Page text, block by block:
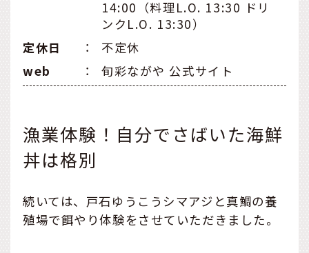
14:00（料理L.O. 13:30 ドリ
ンクL.O. 13:30）
定休日
：
不定休
web
： 旬彩ながや 公式サイト
漁業体験！自分でさばいた海鮮
丼は格別
続いては、戸石ゆうこうシマアジと真鯛の養
殖場で餌やり体験をさせていただきました。